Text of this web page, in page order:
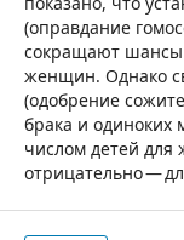
(оправдание
сокращают шансы
женщин. Однако
(одобрение
брака и одиноких
числом детей для
отрицательно —